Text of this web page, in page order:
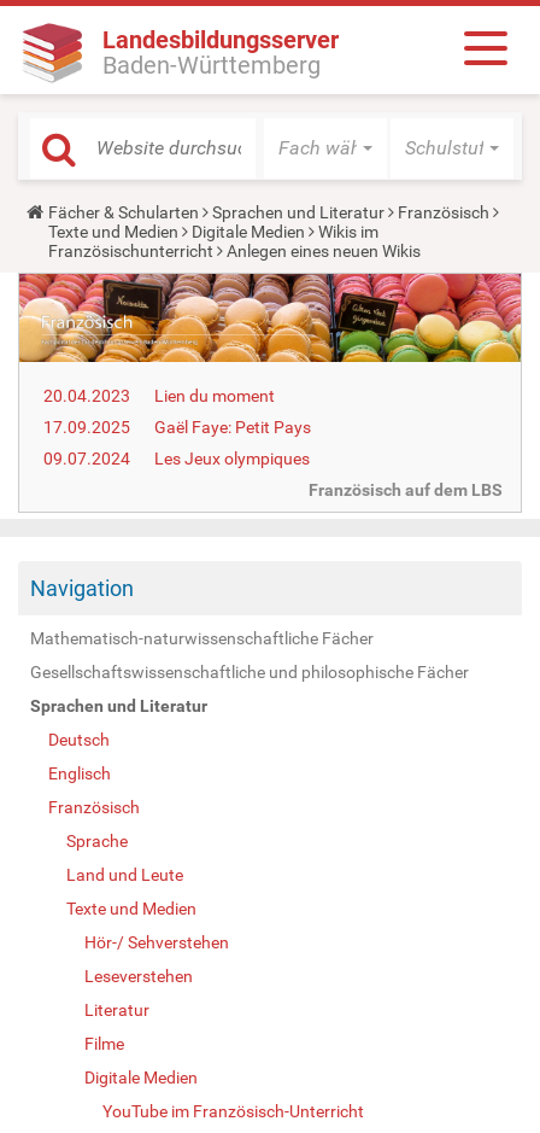
Landesbildungsserver
Baden-Württemberg
Fach wählen Schulstufe
Y
o
u
a
r
e
h
e
r
:
Fächer & Schularten Sprachen und Literatur
Französisch
Texte und Medien
Digitale Medien
Wikis im
Französischunterricht
Anlegen eines neuen Wikis
20.04.2023
Lien du moment
17.09.2025
Gaël Faye: Petit Pays
09.07.2024
Les Jeux olympiques
Französisch auf dem LBS
Navigation
Mathematisch-naturwissenschaftliche Fächer
Gesellschaftswissenschaftliche und philosophische Fächer
Sprachen und Literatur
Deutsch
Englisch
Französisch
Sprache
Land und Leute
Texte und Medien
Hör-/ Sehverstehen
Leseverstehen
Literatur
Filme
Digitale Medien
YouTube im Französisch-Unterricht